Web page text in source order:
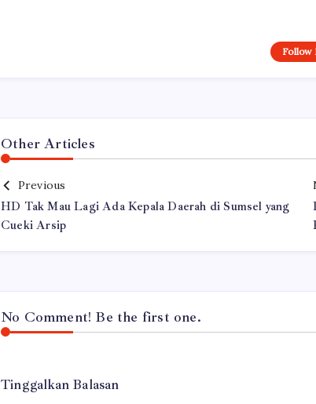
Follow
Other Articles
Previous
HD Tak Mau Lagi Ada Kepala Daerah di Sumsel yang
Cueki Arsip
No Comment! Be the first one.
Tinggalkan Balasan